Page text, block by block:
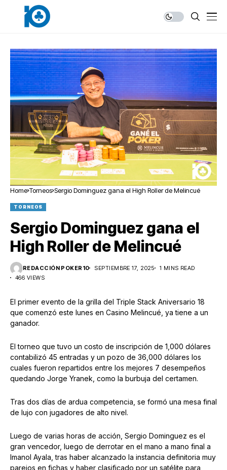
Home Torneos Sergio Dominguez gana el High Roller de Melincué
TORNEOS
Sergio Dominguez gana el
High Roller de Melincué
REDACCIÓN POKER10 SEPTIEMBRE 17, 2025
1 MINS READ
466 VIEWS
El primer evento de la grilla del Triple Stack Aniversario 18
que comenzó este lunes en Casino Melincué, ya tiene a un
ganador.
El torneo que tuvo un costo de inscripción de 1,000 dólares
contabilizó 45 entradas y un pozo de 36,000 dólares los
cuales fueron repartidos entre los mejores 7 desempeños
quedando Jorge Yranek, como la burbuja del certamen.
Tras dos días de ardua competencia, se formó una mesa final
de lujo con jugadores de alto nivel.
Luego de varias horas de acción, Sergio Dominguez es el
gran vencedor, luego de derrotar en el mano a mano final a
Imanol Ayala, tras haber alcanzado la instancia definitoria muy
parejos en fichas y haber clasificado por un satélite para